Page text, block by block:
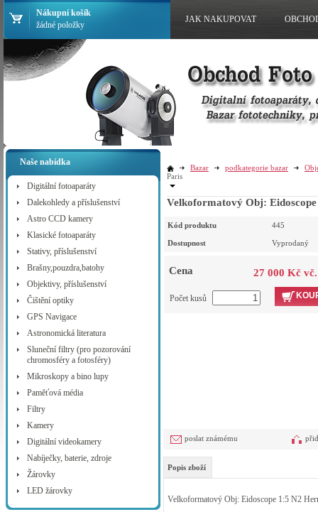
Naše nabídka
Digitální fotoaparáty
Dalekohledy a příslušenství
Astro CCD kamery
Klasické fotoaparáty
Stativy, příslušenství
Brašny,pouzdra,batohy
Objektivy, příslušenství
Čištění optiky
GPS Navigace
Astronomická literatura
Sluneční filtry (pro pozorování
chromosféry a fotosféry)
Mikroskopy a bino lupy
Paměťová média
Filtry
Kamery
Digitální videokamery
Nabíječky, baterie, zdroje
Žárovky
LED žárovky
Bazar podkategorie bazar
Paris
Velkoformatový Obj:
Kód produktu 445
Dostupnost Vyprodaný
Cena 27 000 Kč
Počet kusů
poslat známému
Popis zboží
Velkoformatový Obj: Eidoscope 1:5 N2
Nákupní košík
žádné položky
JAK NAKUPOVAT